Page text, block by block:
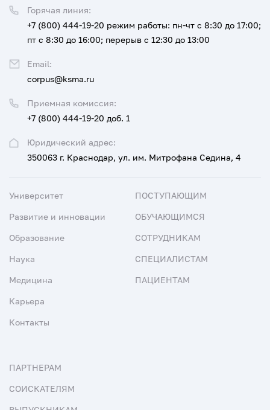
Юридический адрес:
350063 г. Краснодар, ул. им. Митрофана Седина, 4
Приемная комиссия:
+7 (800) 444-19-20 доб. 1
Горячая линия:
+7 (800) 444-19-20 режим работы: пн-чт с 8:30 до 17:00;
пт с 8:30 до 16:00; перерыв с 12:30 до 13:00
Email:
corpus@ksma.ru
Университет
Развитие и инновации
Образование
Наука
Медицина
Карьера
Контакты
ПОСТУПАЮЩИМ
ОБУЧАЮЩИМСЯ
СОТРУДНИКАМ
СПЕЦИАЛИСТАМ
ПАЦИЕНТАМ
ПАРТНЕРАМ
СОИСКАТЕЛЯМ